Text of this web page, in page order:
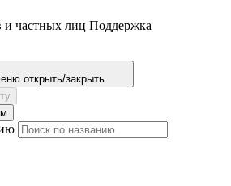
и частных лиц Поддержка
открыть/закрыть